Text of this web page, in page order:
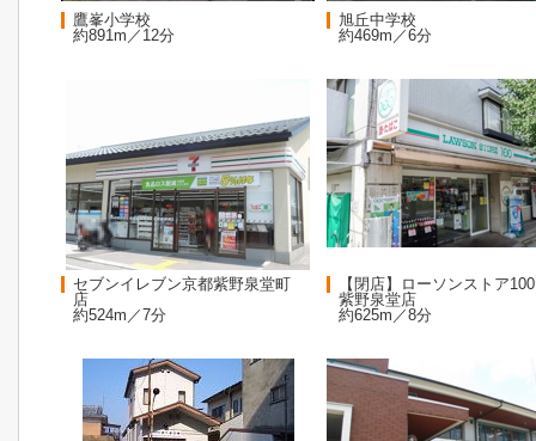
鷹峯小学校
約891m／12分
旭丘中学校
約469m／6分
セブンイレブン京都紫野泉堂町
店
約524m／7分
【閉店】ローソンストア
紫野泉堂店
約625m／8分